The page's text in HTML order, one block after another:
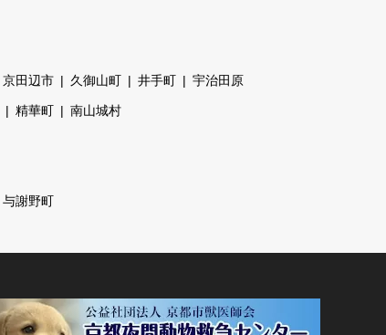
京田辺市 久御山町 井手町 宇治田原
精華町 南山城村
与謝野町